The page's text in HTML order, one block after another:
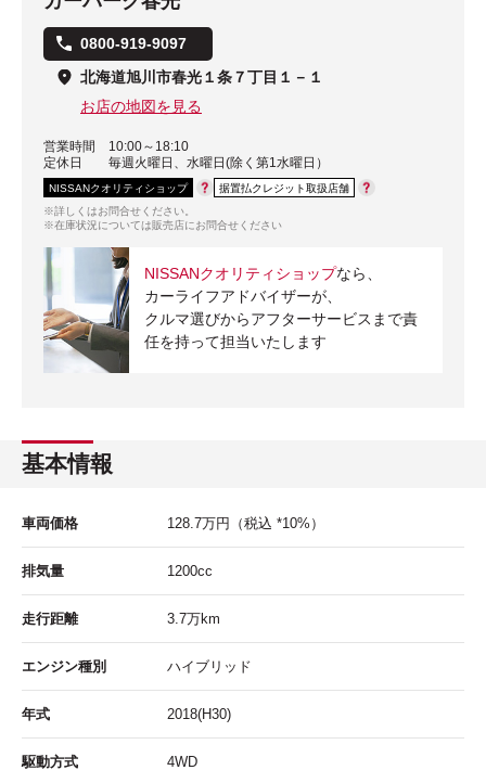
0800-919-9097
北海道旭川市春光１条７丁目１－１
お店の地図を見る
営業時間
10:00～18:10
定休日
毎週火曜日、水曜日(除く第1水曜日）
NISSANクオリティショップ
据置払クレジット取扱店舗
※詳しくはお問合せください。
※在庫状況については販売店にお問合せください
NISSANクオリティショップなら、
カーライフアドバイザーが、
クルマ選びからアフターサービスまで責
任を持って担当いたします
基本情報
車両価格 128.7万円 （税込 *10%）
排気量 1200cc
走行距離 3.7万km
エンジン種別 ハイブリッド
年式 2018(H30)
駆動方式 4WD